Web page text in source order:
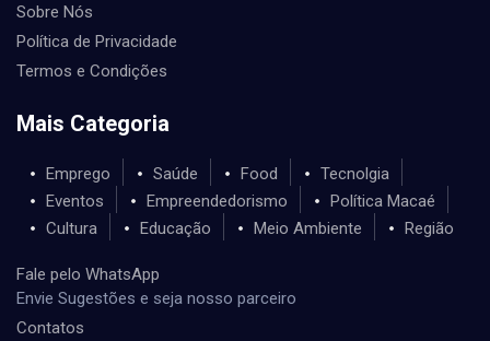
Sobre Nós
Política de Privacidade
Termos e Condições
Mais Categoria
Emprego Saúde Food
Tecnolgia
Eventos
Empreendedorismo
Política Macaé
Cultura
Educação Meio Ambiente Região
Fale pelo WhatsApp
Envie Sugestões e seja nosso parceiro
Contatos